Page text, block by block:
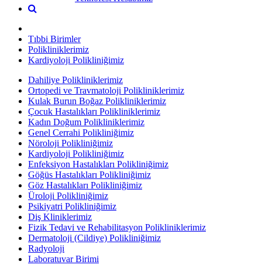
Tıbbi Birimler
Polikliniklerimiz
Kardiyoloji Polikliniğimiz
Dahiliye Polikliniklerimiz
Ortopedi ve Travmatoloji Polikliniklerimiz
Kulak Burun Boğaz Polikliniklerimiz
Çocuk Hastalıkları Polikliniklerimiz
Kadın Doğum Polikliniklerimiz
Genel Cerrahi Polikliniğimiz
Nöroloji Polikliniğimiz
Kardiyoloji Polikliniğimiz
Enfeksiyon Hastalıkları Polikliniğimiz
Göğüs Hastalıkları Polikliniğimiz
Göz Hastalıkları Polikliniğimiz
Üroloji Polikliniğimiz
Psikiyatri Polikliniğimiz
Diş Kliniklerimiz
Fizik Tedavi ve Rehabilitasyon Polikliniklerimiz
Dermatoloji (Cildiye) Polikliniğimiz
Radyoloji
Laboratuvar Birimi